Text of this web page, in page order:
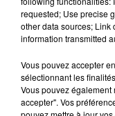
Flash infos
Crédit :Flash infos
requested; Use precise
other data sources; Link
information transmitted
Vous pouvez accepter
sélectionnant les
Vous pouvez
accepter". Vos